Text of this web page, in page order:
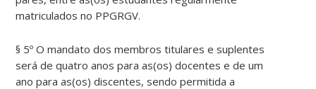
matriculados no PPGRGV.
§ 5º O mandato dos membros titulares e suplentes
será de quatro anos para as(os) docentes e de um
ano para as(os) discentes, sendo permitida a